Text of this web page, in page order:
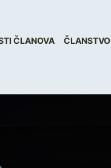
ČLANOVA ČLANSTVO